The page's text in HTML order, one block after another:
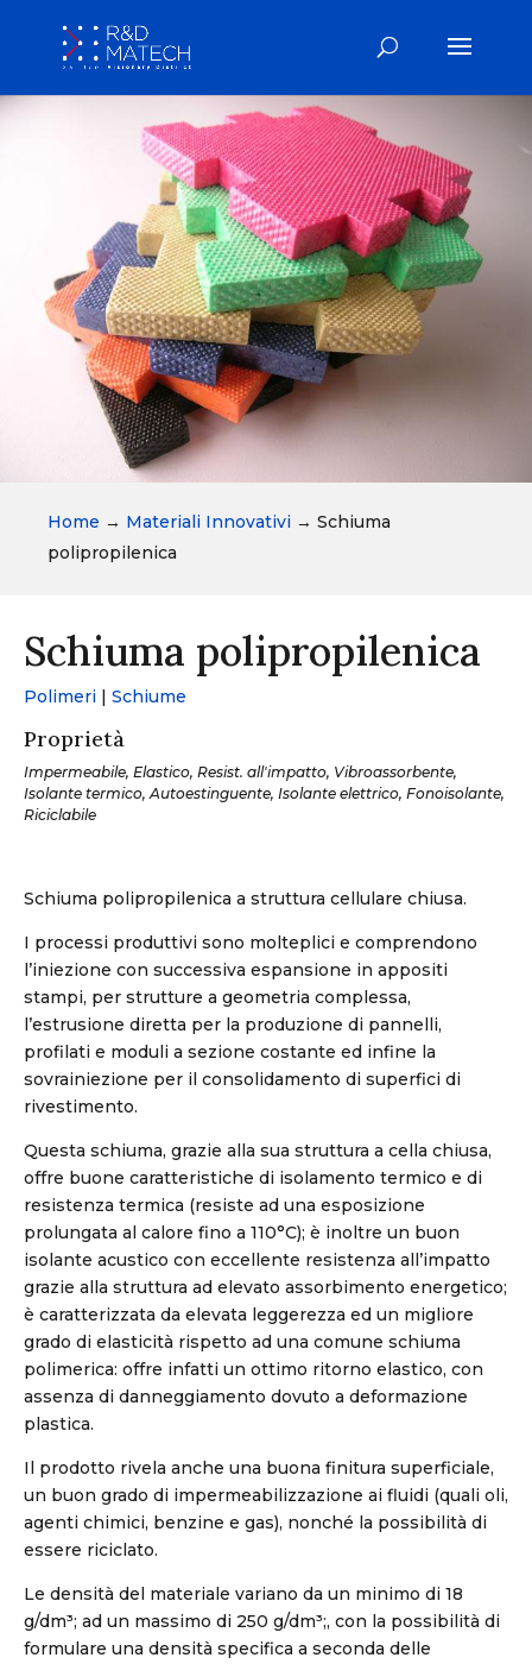
Home → Materiali Innovativi → Schiuma
polipropilenica
Schiuma polipropilenica
Polimeri | Schiume
Proprietà
Impermeabile, Elastico, Resist. all'impatto, Vibroassorbente,
Isolante termico, Autoestinguente, Isolante elettrico, Fonoisolante,
Riciclabile
Schiuma polipropilenica a struttura cellulare chiusa.
I processi produttivi sono molteplici e comprendono
l’iniezione con successiva espansione in appositi
stampi, per strutture a geometria complessa,
l’estrusione diretta per la produzione di pannelli,
profilati e moduli a sezione costante ed infine la
sovrainiezione per il consolidamento di superfici di
rivestimento.
Questa schiuma, grazie alla sua struttura a cella chiusa,
offre buone caratteristiche di isolamento termico e di
resistenza termica (resiste ad una esposizione
prolungata al calore fino a 110°C); è inoltre un buon
isolante acustico con eccellente resistenza all’impatto
grazie alla struttura ad elevato assorbimento energetico;
è caratterizzata da elevata leggerezza ed un migliore
grado di elasticità rispetto ad una comune schiuma
polimerica: offre infatti un ottimo ritorno elastico, con
assenza di danneggiamento dovuto a deformazione
plastica.
Il prodotto rivela anche una buona finitura superficiale,
un buon grado di impermeabilizzazione ai fluidi (quali oli,
agenti chimici, benzine e gas), nonché la possibilità di
essere riciclato.
Le densità del materiale variano da un minimo di 18
g/dm³; ad un massimo di 250 g/dm³;, con la possibilità di
formulare una densità specifica a seconda delle